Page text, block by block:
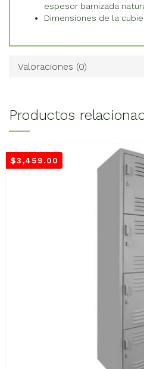
espesor barnizada
Dimensiones de la
Valoraciones (0)
Productos
$3,459.00